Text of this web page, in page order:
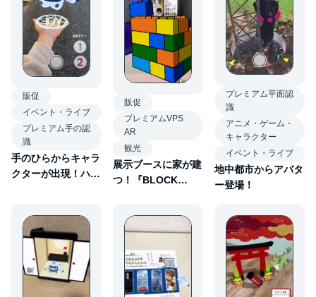
販促
イベント・ライブ
プレミアム手の認
識
手のひらからキャラ
クターが出現！ハン
販促
プレミアムVPS
AR
観光
展示ブースに家が建
つ！『BLOCK
プレミアム平面認
識
アニメ・ゲーム・
キャラクター
イベント・ライブ
地中都市からアバタ
ー登場！